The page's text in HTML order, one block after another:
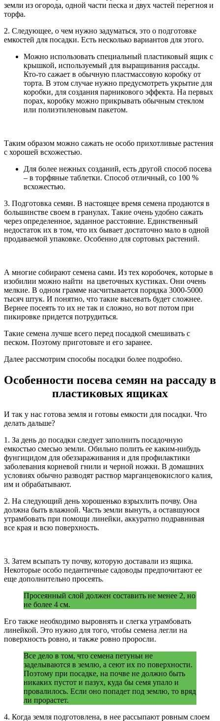
земли из огорода, одной части песка и двух частей перегноя и
торфа.
2. Следующее, о чем нужно задуматься, это о подготовке
емкостей для посадки. Есть несколько вариантов для этого.
Можно использовать специальный пластиковый ящик с
крышкой, используемый для выращивания рассады.
Кто-то сажает в обычную пластмассовую коробку от
торта. В этом случае нужно предусмотреть укрытие для
коробки, для создания парникового эффекта. На первых
порах, коробку можно прикрывать обычным стеклом
или полиэтиленовым пакетом.
Таким образом можно сажать не особо прихотливые растения
с хорошей всхожестью.
Для более нежных созданий, есть другой способ посева
– в торфяные таблетки. Способ отличный, со 100 %
всхожестью.
3. Подготовка семян. В настоящее время семена продаются в
большинстве своем в гранулах. Такие очень удобно сажать
через определенное, заданное расстояние. Единственный
недостаток их в том, что их бывает достаточно мало в одной
продаваемой упаковке. Особенно для сортовых растений.
А многие собирают семена сами. Из тех коробочек, которые в
изобилии можно найти на цветочных кустиках. Они очень
мелкие. В одном грамме насчитывается порядка 3000-5000
тысяч штук. И понятно, что такие высевать будет сложнее.
Вернее посеять то их не так и сложно, но вот потом при
пикировке придется потрудиться.
Такие семена лучше всего перед посадкой смешивать с
песком. Поэтому приготовьте и его заранее.
Далее рассмотрим способы посадки более подробно.
Особенности посева семян на рассаду в
пластиковых ящиках
И так у нас готова земля и готовы емкости для посадки. Что
делать дальше?
1. За день до посадки следует заполнить посадочную
емкостью смесью земли. Обильно полить ее каким-нибудь
фунгицидом для обеззараживания и для профилактики
заболевания корневой гнили и черной ножки. В домашних
условиях обычно разводят раствор марганцевокислого калия,
им и обрабатывают.
2. На следующий день хорошенько взрыхлить почву. Она
должна быть влажной. Часть земли вынуть, а оставшуюся
утрамбовать при помощи линейки, аккуратно подравнивая
все края и всю поверхность.
3. Затем всыпать ту почву, которую доставали из ящика.
Некоторые особо педантичные садоводы предпочитают ее
еще дополнительно просеять.
Просеянный слой должен составить не менее 2, но
не более 4 см.
Его также необходимо выровнять и слегка утрамбовать
линейкой. Это нужно для того, чтобы семена легли на
поверхность ровно, и также ровно проросли.
Все дело в том, что семена петуньи не
заделываются в землю, а сеют их по поверхности.
Поэтому при посадке, на почве не должно быть
никаких пустот и пазух, куда бы семя упало и
провалилось. Если оно попадет под землю, то вряд
ли прорастет.
4. Когда земля подготовлена, в нее рассыпают ровным слоем